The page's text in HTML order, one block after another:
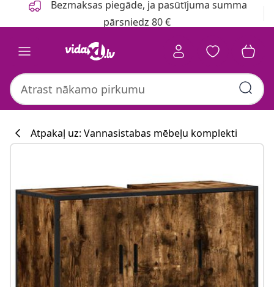
Bezmaksas piegāde, ja pasūtījuma summa
pārsniedz 80 €
Atpakaļ uz: Vannasistabas mēbeļu komplekti